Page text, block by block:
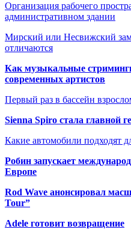
Организация рабочего
административном здании
Мирский или Несвижский
отличаются
Как музыкальные
современных артистов
Первый раз в бассейн
Sienna Spiro стала главной
Какие автомобили подходят
Робин запускает
Европе
Rod Wave анонсировал
Tour”
Adele готовит возвращение